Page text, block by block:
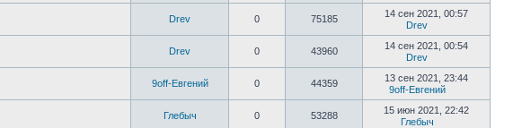
Drev 0 75185
14 сен 2021, 00:57
Drev
Drev 0 43960
14 сен 2021, 00:54
Drev
9off-Евгений 0 44359
13 сен 2021, 23:44
9off-Евгений
Глебыч 0 53288
15 июн 2021, 22:42
Глебыч